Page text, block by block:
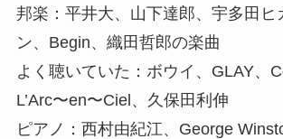
邦楽：平井大、山下達郎、宇多田ヒ
ン、Begin、織田哲郎の楽曲
よく聴いていた：ボウイ、GLAY、
L’Arc〜en〜Ciel、久保田利伸
ピアノ：西村由紀江、George